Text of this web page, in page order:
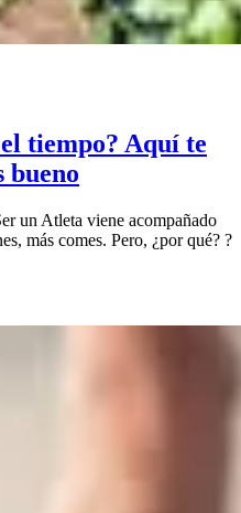
tiempo? Aquí te
bueno
un Atleta viene acompañado
más comes. Pero, ¿por qué? ?